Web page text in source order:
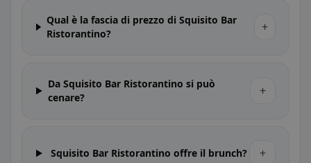
Qual è la fascia di prezzo di Squisito Bar
Ristorantino?
+
Da Squisito Bar Ristorantino si può
cenare?
+
Squisito Bar Ristorantino offre il brunch? +